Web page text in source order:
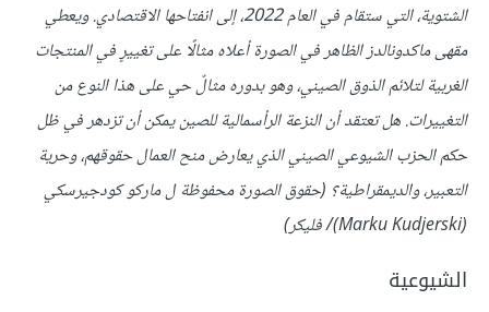
الشتوية، التي ستقام في العام 2022، إلى انفتاحها الاقتصادي. ويعطي
مقهى ماكدونالدز الظاهر في الصورة أعلاه مثالًا على تغييرٍ في المنتجات
الغربية لتلائم الذوق الصيني، وهو بدوره مثالٌ حي على هذا النوع من
التغييرات. هل تعتقد أن النزعة الرأسمالية للصين يمكن أن تزدهر في ظل
حكم الحزب الشيوعي الصيني الذي يعارض منح العمال حقوقهم، وحرية
التعبير، والديمقراطية؟ (حقوق الصورة محفوظة ل ماركو كودجيرسكي
(Marku Kudjerski)/ فليكر)
الشيوعية